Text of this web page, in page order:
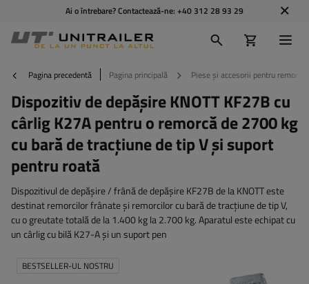
Ai o întrebare? Contactează-ne: +40 312 28 93 29
Pagina precedentă Pagina principală Piese și accesorii pentru remorci
Dispozitiv de depășire KNOTT KF27B cu
cârlig K27A pentru o remorcă de 2700 kg
cu bară de tracțiune de tip V și suport
pentru roată
Dispozitivul de depășire / frână de depășire KF27B de la KNOTT este
destinat remorcilor frânate și remorcilor cu bară de tracțiune de tip V,
cu o greutate totală de la 1.400 kg la 2.700 kg. Aparatul este echipat cu
un cârlig cu bilă K27-A și un suport pen
BESTSELLER-UL NOSTRU